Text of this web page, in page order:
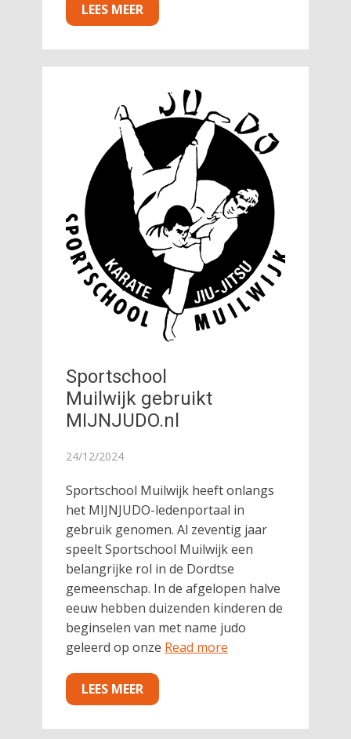
LEES MEER
Sportschool
Muilwijk gebruikt
MIJNJUDO.nl
24/12/2024
Sportschool Muilwijk heeft onlangs
het MIJNJUDO-ledenportaal in
gebruik genomen. Al zeventig jaar
speelt Sportschool Muilwijk een
belangrijke rol in de Dordtse
gemeenschap. In de afgelopen halve
eeuw hebben duizenden kinderen de
beginselen van met name judo
geleerd op onze Read more
LEES MEER